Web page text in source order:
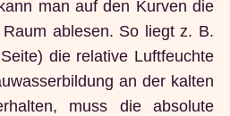
man auf den Kurven die
ablesen. So liegt z. B.
die relative Luftfeuchte
an der kalten
muss die absolute